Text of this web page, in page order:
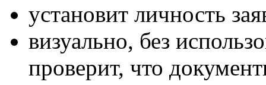
установит личность
визуально, без
проверит, что